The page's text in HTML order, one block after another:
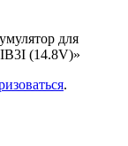
для
(14.8V)»
.